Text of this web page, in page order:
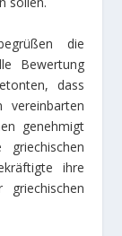
die
Bewertung
dass
vereinbarten
genehmigt
ihre